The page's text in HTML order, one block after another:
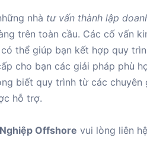
nhà tư vấn thành lập
trên toàn cầu. Các cố vấn
thể giúp bạn kết hợp quy
cho bạn các giải pháp phù
biết quy trình từ các
hỗ trợ.
Offshore vui lòng liên